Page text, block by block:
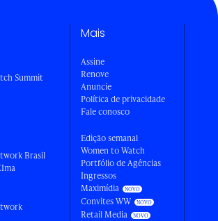
Summit
Brasil
Mais
Assine
Renove
Anuncie
Política de privacidade
Fale conosco
Edição semanal
Women to Watch
Portfólio de Agências
Ingressos
Maximídia
Convites WW
Retail Media